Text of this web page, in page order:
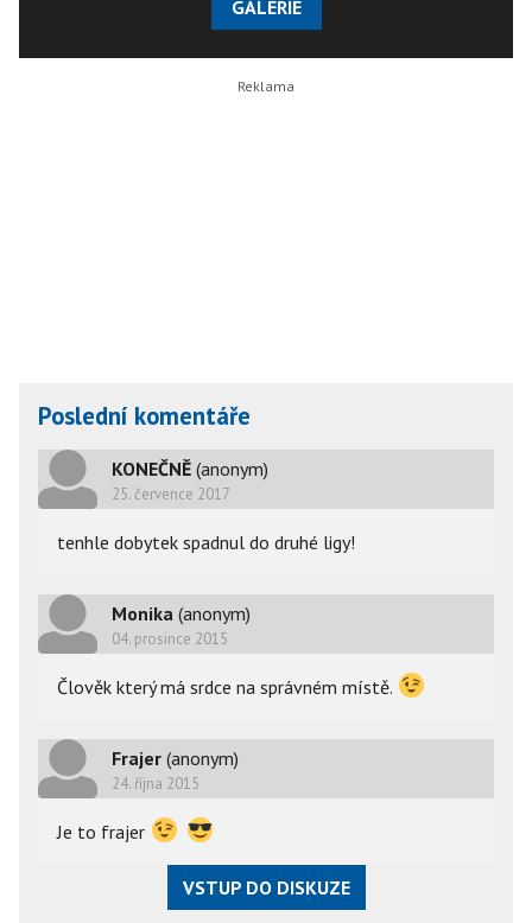
GALERIE
Poslední komentáře
KONEČNĚ (anonym)
25. července 2017
tenhle dobytek spadnul do druhé ligy!
Monika (anonym)
04. prosince 2015
Člověk který má srdce na správném místě.
Frajer (anonym)
24. října 2015
Je to frajer
VSTUP DO DISKUZE